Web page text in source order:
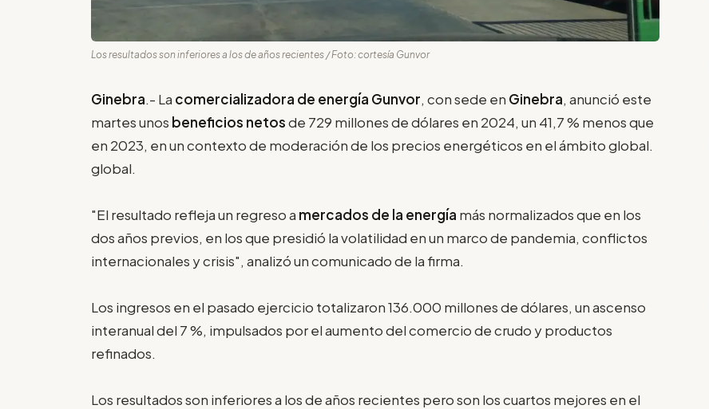
Los resultados son inferiores a los de años recientes / Foto: cortesía Gunvor
Ginebra.- La comercializadora de energía Gunvor, con sede en Ginebra, anunció este
martes unos beneficios netosde 729 millones de dólares en 2024, un 41,7 % menos que
en 2023, en un contexto de moderación de los precios energéticos en el ámbito global.
global.
"El resultado refleja un regreso a mercados de la energía más normalizados que en los
dos años previos, en los que presidió la volatilidad en un marco de pandemia, conflictos
internacionales y crisis", analizó un comunicado de la firma.
Los ingresos en el pasado ejercicio totalizaron 136.000 millones de dólares, un ascenso
interanual del 7 %, impulsados por el aumento del comercio de crudo y productos
refinados.
Los resultados son inferiores a los de años recientes pero son los cuartos mejores en el